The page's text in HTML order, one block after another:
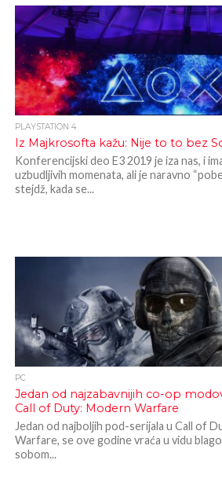
PLAYSTATION 4
Iz Majkrosofta kažu: Nije to to bez
Konferencijski deo E3 2019 je iza nas, i
uzbudljivih momenata, ali je naravno
stejdž, kada se...
PC
Jedan od najzabavnijih co-op
Call of Duty: Modern Warfare
Jedan od najboljih pod-serijala u Call of
Warfare, se ove godine vraća u vidu
sobom...